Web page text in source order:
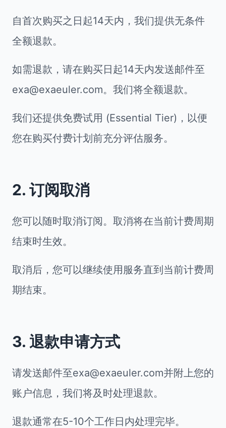
自首次购买之日起14天内，我们提供无条件
全额退款。
如需退款，请在购买日起14天内发送邮件至
exa@exaeuler.com。我们将全额退款。
我们还提供免费试用 (Essential Tier)，以便
您在购买付费计划前充分评估服务。
2. 订阅取消
您可以随时取消订阅。取消将在当前计费周期
结束时生效。
取消后，您可以继续使用服务直到当前计费周
期结束。
3. 退款申请方式
请发送邮件至exa@exaeuler.com并附上您的
账户信息，我们将及时处理退款。
退款通常在5-10个工作日内处理完毕。